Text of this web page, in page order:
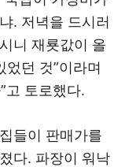
. 저녁을 드시러
니 재룟값이 올
던 것”이라며
고 토로했다.
들이 판매가를
다. 파장이 워낙